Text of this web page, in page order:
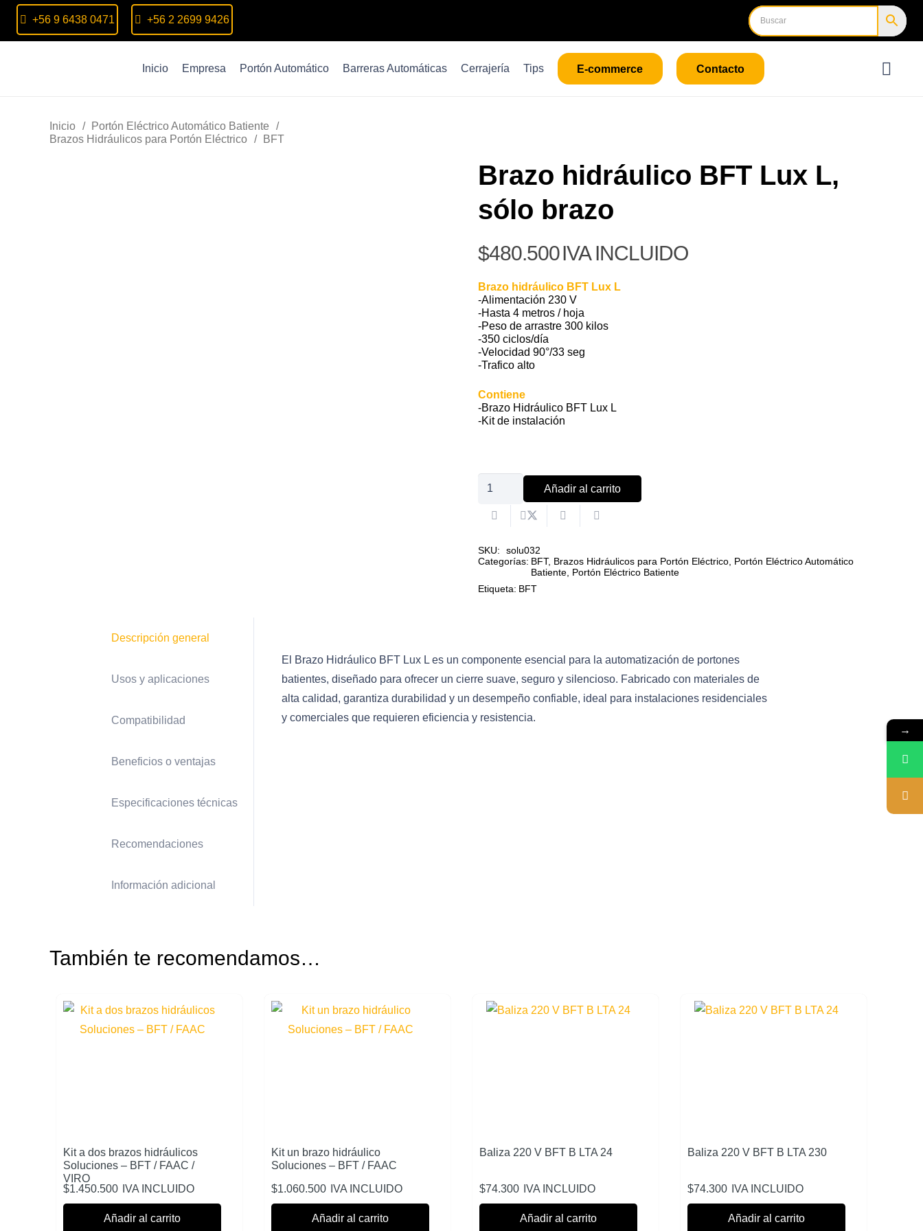
+56 9 6438 0471 +56 2 2699 9426
Inicio Empresa Portón Automático Barreras Automáticas Cerrajería Tips E-commerce Contacto
Inicio / Portón Eléctrico Automático Batiente
/
Brazos Hidráulicos para Portón Eléctrico / BFT
Brazo hidráulico BFT Lux L,
sólo brazo
$480.500IVA INCLUIDO
Brazo hidráulico BFT Lux L
-Alimentación 230 V
-Hasta 4 metros / hoja
-Peso de arrastre 300 kilos
-350 ciclos/día
-Velocidad 90°/33 seg
-Trafico alto
Contiene
-Brazo Hidráulico BFT Lux L
-Kit de instalación
Brazo
hidráulico
BFT
L,
brazo
Añadir al carrito
SKU:
solu032
Categorías: BFT, Brazos Hidráulicos para Portón Eléctrico Portón Eléctrico Automático
Batiente Portón Eléctrico Batiente
Etiqueta: BFT
Descripción general
Usos y aplicaciones
Compatibilidad
Beneficios o ventajas
Especificaciones técnicas
Recomendaciones
Información adicional
El Brazo Hidráulico BFT Lux L es un componente esencial para la automatización de portones
batientes, diseñado para ofrecer un cierre suave, seguro y silencioso. Fabricado con materiales de
alta calidad, garantiza durabilidad y un desempeño confiable, ideal para instalaciones residenciales
y comerciales que requieren eficiencia y resistencia.
También te recomendamos…
Kit a dos brazos hidráulicos
Soluciones – BFT / FAAC /
VIRO
$1.450.500 IVA INCLUIDO
Añadir al carrito
Kit un brazo hidráulico
Soluciones – BFT / FAAC
$1.060.500 IVA INCLUIDO
Añadir al carrito
Baliza 220 V BFT B LTA 24
$74.300 IVA INCLUIDO
Añadir al carrito
Baliza 220 V BFT B LTA 230
$74.300 IVA INCLUIDO
Añadir al carrito
→